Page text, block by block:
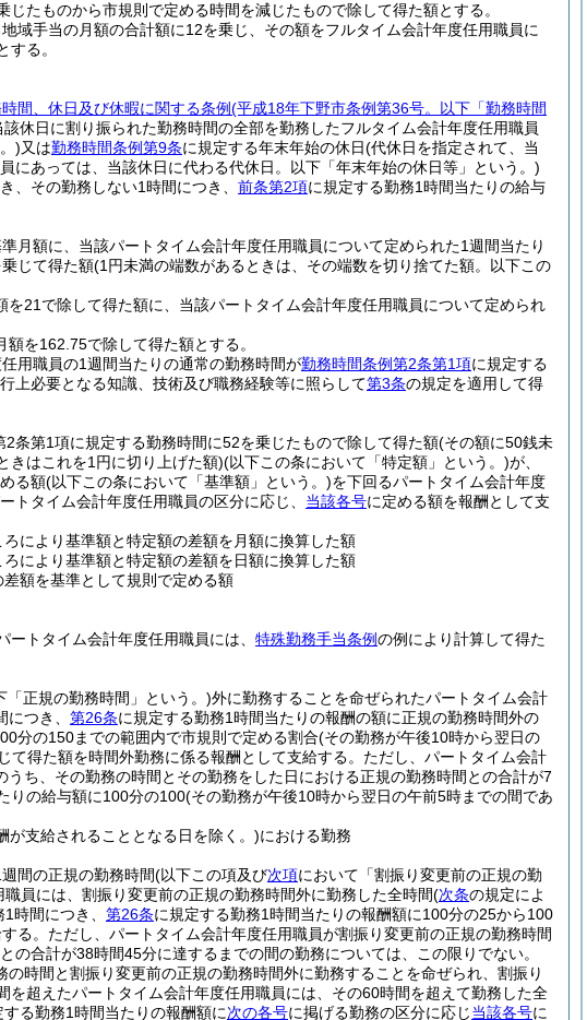
たものから市規則で定める時間を減じたもので除して得た額とする。
域手当の月額の合計額に12を乗じ、その額をフルタイム会計年度任用職員に
る。
間、休日及び休暇に関する条例(平成18年下野市条例第36号。以下「勤務時間
休日に割り振られた勤務時間の全部を勤務したフルタイム会計年度任用職員
)又は勤務時間条例第9条に規定する年末年始の休日(代休日を指定されて、当
あっては、当該休日に代わる代休日。以下「年末年始の休日等」という。)
、その勤務しない1時間につき、 前条第2項に規定する勤務1時間当たりの給与
月額に、当該パートタイム会計年度任用職員について定められた1週間当たり
じて得た額(1円未満の端数があるときは、その端数を切り捨てた額。以下この
21で除して得た額に、当該パートタイム会計年度任用職員について定められ
を162.75で除して得た額とする。
用職員の1週間当たりの通常の勤務時間が勤務時間条例第2条第1項に規定する
上必要となる知識、技術及び職務経験等に照らして第3条の規定を適用して得
条第1項に規定する勤務時間に52を乗じたもので除して得た額(その額に50銭未
きはこれを1円に切り上げた額)(以下この条において「特定額」という。)が、
る額(以下この条において「基準額」という。)を下回るパートタイム会計年度
トタイム会計年度任用職員の区分に応じ、 当該各号に定める額を報酬として支
により基準額と特定額の差額を月額に換算した額
により基準額と特定額の差額を日額に換算した額
額を基準として規則で定める額
トタイム会計年度任用職員には、 特殊勤務手当条例の例により計算して得た
「正規の勤務時間」という。)外に勤務することを命ぜられたパートタイム会計
つき、 第26条に規定する勤務1時間当たりの報酬の額に正規の勤務時間外の
分の150までの範囲内で市規則で定める割合(その勤務が午後10時から翌日の
て得た額を時間外勤務に係る報酬として支給する。 ただし、パートタイム会計
ち、その勤務の時間とその勤務をした日における正規の勤務時間との合計が7
りの給与額に100分の100(その勤務が午後10時から翌日の午前5時までの間であ
が支給されることとなる日を除く。)における勤務
間の正規の勤務時間(以下この項及び次項において「割振り変更前の正規の勤
員には、割振り変更前の正規の勤務時間外に勤務した全時間(次条の規定によ
時間につき、 第26条に規定する勤務1時間当たりの報酬額に100分の25から100
る。 ただし、パートタイム会計年度任用職員が割振り変更前の正規の勤務時間
合計が38時間45分に達するまでの間の勤務については、この限りでない。
時間と割振り変更前の正規の勤務時間外に勤務することを命ぜられ、割振り
超えたパートタイム会計年度任用職員には、その60時間を超えて勤務した全
する勤務1時間当たりの報酬額に次の各号に掲げる勤務の区分に応じ当該各号に